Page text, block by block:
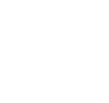
(পিডিয়াট্রিক্স) পদে
পেলেন মানবিক চিকিৎসক